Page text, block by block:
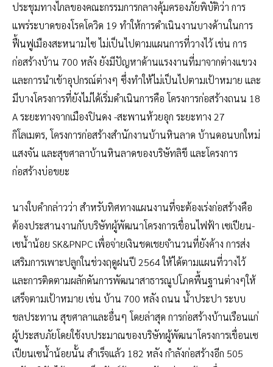
ประชุมทางไกลของคณะกรรมการกลางคุ้มครองภัยพิบัติว่า การ
แพร่ระบาดของโรคโควิด 19 ทำให้การดำเนินงานบางด้านในการ
ฟื้นฟูเมืองสะหนามไซ ไม่เป็นไปตามแผนการที่วางไว้ เช่น การ
ก่อสร้างบ้าน 700 หลัง ยังมีปัญหาด้านแรงงานที่มาจากต่างแขวง
และการนำเข้าอุปกรณ์ต่างๆ ซึ่งทำให้ไม่เป็นไปตามเป้าหมาย และ
มีบางโครงการที่ยังไม่ได้เริ่มดำเนินการคือ โครงการก่อสร้างถนน 18
A ระยะทางจากเมืองปินดง -สะพานห้วยอุก ระยะทาง 27
กิโลเมตร, โครงการก่อสร้างสำนักงานบ้านหินลาด บ้านดอนบกใหม่
แสงจัน และสุขศาลาบ้านหินลาดของบริษัทลิขี และโครงการ
ก่อสร้างบ่อขยะ
นางใบคำกล่าวว่า สำหรับทิศทางแผนงานที่จะต้องเร่งก่อสร้างคือ
ต้องประสานงานกับบริษัทผู้พัฒนาโครงการเขื่อนไฟฟ้า เซเปียน-
เซน้ำน้อย SK&PNPC เพื่อจ่ายเงินชดเชยจำนวนที่ยังค้าง การส่ง
เสริมการเพาะปลูกในช่วงฤดูฝนปี 2564 ให้ได้ตามแผนที่วางไว้
และการติดตามผลักดันการพัฒนาสาธารณูปโภคพื้นฐานต่างๆให้
เสร็จตามเป้าหมาย เช่น บ้าน 700 หลัง ถนน น้ำประปา ระบบ
ชลประทาน สุขศาลาและอื่นๆ โดยล่าสุด การก่อสร้างบ้านเรือนแก่
ผู้ประสบภัยโดยใช้งบประมาณของบริษัทผู้พัฒนาโครงการเขื่อนเซ
เปียนเซน้ำน้อยนั้น สำเร็จแล้ว 182 หลัง กำลังก่อสร้างอีก 505